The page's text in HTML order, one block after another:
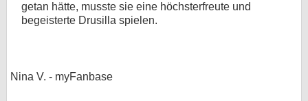
getan hätte, musste sie eine höchsterfreute und
begeisterte Drusilla spielen.
Nina V. - myFanbase